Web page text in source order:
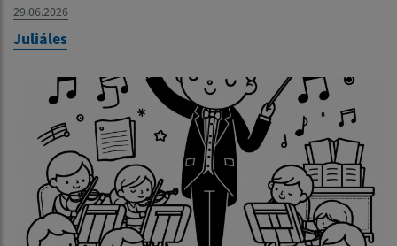
29.06.2026
Juliáles